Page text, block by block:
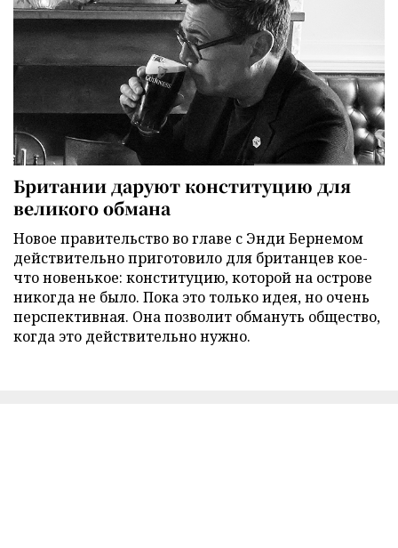
Британии даруют конституцию для
великого обмана
Новое правительство во главе с Энди Бернемом
действительно приготовило для британцев кое-
что новенькое: конституцию, которой на острове
никогда не было. Пока это только идея, но очень
перспективная. Она позволит обмануть общество,
когда это действительно нужно.